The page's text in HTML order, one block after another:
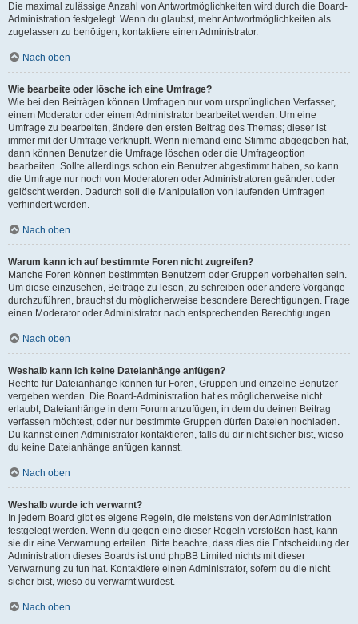
Die maximal zulässige Anzahl von Antwortmöglichkeiten wird durch die Board-
Administration festgelegt. Wenn du glaubst, mehr Antwortmöglichkeiten als
zugelassen zu benötigen, kontaktiere einen Administrator.
Nach oben
Wie bearbeite oder lösche ich eine Umfrage?
Wie bei den Beiträgen können Umfragen nur vom ursprünglichen Verfasser,
einem Moderator oder einem Administrator bearbeitet werden. Um eine
Umfrage zu bearbeiten, ändere den ersten Beitrag des Themas; dieser ist
immer mit der Umfrage verknüpft. Wenn niemand eine Stimme abgegeben hat,
dann können Benutzer die Umfrage löschen oder die Umfrageoption
bearbeiten. Sollte allerdings schon ein Benutzer abgestimmt haben, so kann
die Umfrage nur noch von Moderatoren oder Administratoren geändert oder
gelöscht werden. Dadurch soll die Manipulation von laufenden Umfragen
verhindert werden.
Nach oben
Warum kann ich auf bestimmte Foren nicht zugreifen?
Manche Foren können bestimmten Benutzern oder Gruppen vorbehalten sein.
Um diese einzusehen, Beiträge zu lesen, zu schreiben oder andere Vorgänge
durchzuführen, brauchst du möglicherweise besondere Berechtigungen. Frage
einen Moderator oder Administrator nach entsprechenden Berechtigungen.
Nach oben
Weshalb kann ich keine Dateianhänge anfügen?
Rechte für Dateianhänge können für Foren, Gruppen und einzelne Benutzer
vergeben werden. Die Board-Administration hat es möglicherweise nicht
erlaubt, Dateianhänge in dem Forum anzufügen, in dem du deinen Beitrag
verfassen möchtest, oder nur bestimmte Gruppen dürfen Dateien hochladen.
Du kannst einen Administrator kontaktieren, falls du dir nicht sicher bist, wieso
du keine Dateianhänge anfügen kannst.
Nach oben
Weshalb wurde ich verwarnt?
In jedem Board gibt es eigene Regeln, die meistens von der Administration
festgelegt werden. Wenn du gegen eine dieser Regeln verstoßen hast, kann
sie dir eine Verwarnung erteilen. Bitte beachte, dass dies die Entscheidung der
Administration dieses Boards ist und phpBB Limited nichts mit dieser
Verwarnung zu tun hat. Kontaktiere einen Administrator, sofern du die nicht
sicher bist, wieso du verwarnt wurdest.
Nach oben